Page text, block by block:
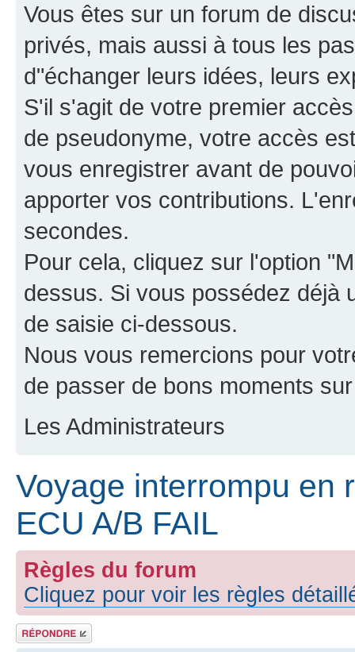
Vous êtes sur un forum de
privés, mais aussi à tous les
d"échanger leurs idées, leurs
S'il s'agit de votre premier
de pseudonyme, votre accès
vous enregistrer avant de
apporter vos contributions.
secondes.
Pour cela, cliquez sur l'option
dessus. Si vous possédez déjà
de saisie ci-dessous.
Nous vous remercions pour
de passer de bons moments
Les Administrateurs
Voyage interrompu en
ECU A/B FAIL
Règles du forum
Cliquez pour voir les règles
Répondre